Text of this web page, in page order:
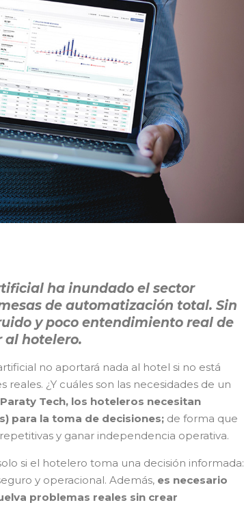
ha inundado el sector
de automatización total. Sin
y poco entendimiento real de
al hotelero.
no aportará nada al hotel si no está
reales. ¿Y cuáles son las necesidades de un
Tech, los hoteleros necesitan
para la toma de decisiones; de forma que
y ganar independencia operativa.
si el hotelero toma una decisión informada:
y operacional. Además, es necesario
problemas reales sin crear